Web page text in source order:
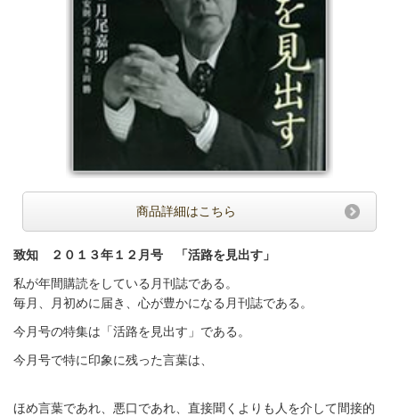
商品詳細はこちら
致知 ２０１３年１２月号 「活路を見出す」
私が年間購読をしている月刊誌である。
毎月、月初めに届き、心が豊かになる月刊誌である。
今月号の特集は「活路を見出す」である。
今月号で特に印象に残った言葉は、
ほめ言葉であれ、悪口であれ、直接聞くよりも人を介して間接的